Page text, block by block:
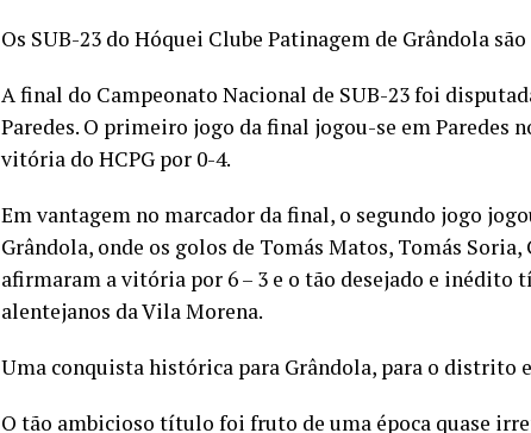
Os SUB-23 do Hóquei Clube Patinagem de Grândola
A final do Campeonato Nacional de SUB-23 foi
Paredes. O primeiro jogo da final jogou-se em Paredes
vitória do HCPG por 0-4.
Em vantagem no marcador da final, o segundo jogo
Grândola, onde os golos de Tomás Matos, Tomás
afirmaram a vitória por 6 – 3 e o tão desejado e inédito
alentejanos da Vila Morena.
Uma conquista histórica para Grândola, para o distrito
O tão ambicioso título foi fruto de uma época quase